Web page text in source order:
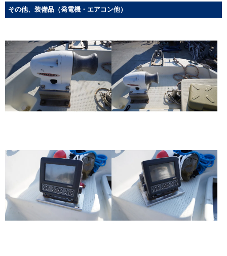
その他、装備品（発電機・エアコン他）